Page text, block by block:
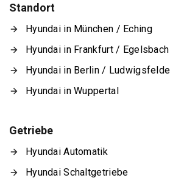
Standort
Hyundai in München / Eching
Hyundai in Frankfurt / Egelsbach
Hyundai in Berlin / Ludwigsfelde
Hyundai in Wuppertal
Getriebe
Hyundai Automatik
Hyundai Schaltgetriebe